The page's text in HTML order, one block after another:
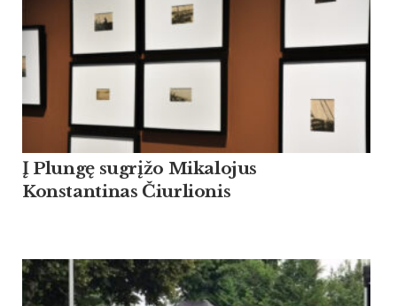
Į Plungę sugrįžo Mikalojus
Konstantinas Čiurlionis